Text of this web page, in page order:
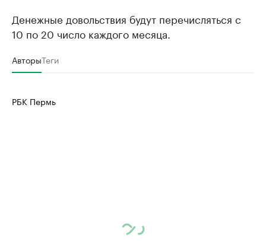
Денежные довольствия будут перечисляться с
10 по 20 число каждого месяца.
АвторыТеги
РБК Пермь